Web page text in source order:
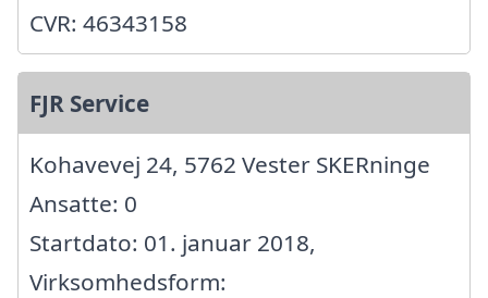
CVR: 46343158
FJR Service
Kohavevej 24, 5762 Vester SKERninge
Ansatte: 0
Startdato: 01. januar 2018,
Virksomhedsform: